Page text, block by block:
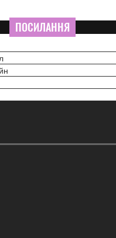
ПОСИЛАННЯ